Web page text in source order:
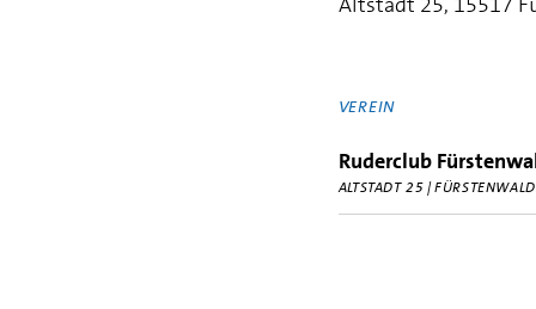
VEREIN
Ruderclub
ALTSTADT 25 |